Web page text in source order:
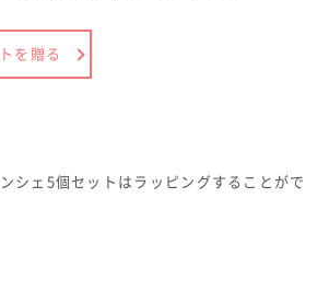
を贈る
シェ5個セットはラッピングすることがで